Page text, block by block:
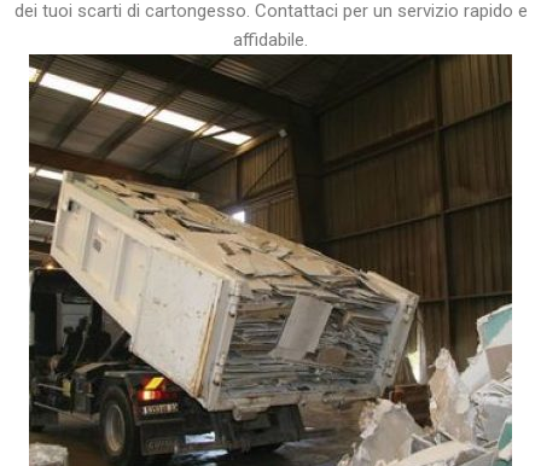
dei tuoi scarti di cartongesso. Contattaci per un servizio rapido e
affidabile.